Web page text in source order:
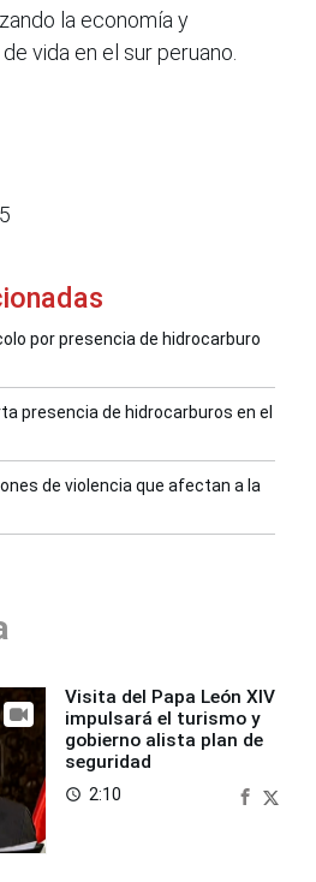
la economía y
vida en el sur peruano.
por presencia de hidrocarburo
presencia de hidrocarburos en el
de violencia que afectan a la
Visita del Papa León XIV
impulsará el turismo y
gobierno alista plan de
seguridad
access_time 2:10